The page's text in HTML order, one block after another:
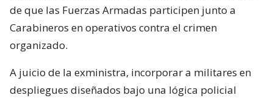
de que las Fuerzas Armadas participen junto a
Carabineros en operativos contra el crimen
organizado.
A juicio de la exministra, incorporar a militares en
despliegues diseñados bajo una lógica policial